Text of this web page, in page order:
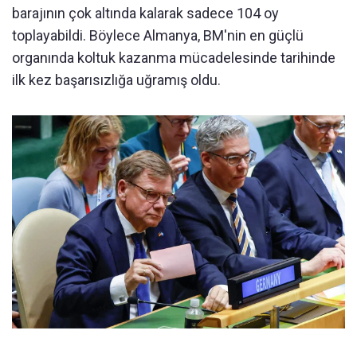
barajının çok altında kalarak sadece 104 oy
toplayabildi. Böylece Almanya, BM'nin en güçlü
organında koltuk kazanma mücadelesinde tarihinde
ilk kez başarısızlığa uğramış oldu.